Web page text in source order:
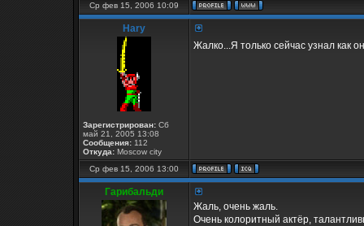
Ср фев 15, 2006 10:09
Hary
Зарегистрирован: Сб
май 21, 2005 13:08
Сообщения: 112
Откуда: Moscow city
Жалко...Я только сейчас узнал как
Ср фев 15, 2006 13:00
Гарибальди
Жаль, очень жаль.
Очень колоритный актёр,